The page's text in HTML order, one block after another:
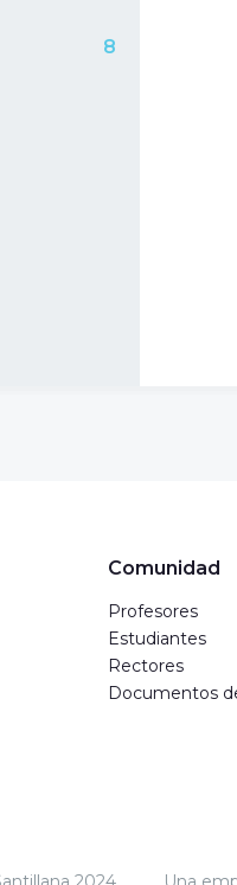
8
Comunidad
Profesores
Estudiantes
Rectores
Documentos